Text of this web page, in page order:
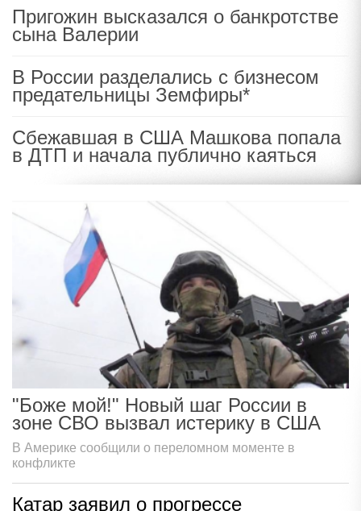
Пригожин высказался о банкротстве
сына Валерии
В России разделались с бизнесом
предательницы Земфиры*
Сбежавшая в США Машкова попала
в ДТП и начала публично каяться
"Боже мой!" Новый шаг России в
зоне СВО вызвал истерику в США
В Америке сообщили о переломном моменте в
конфликте
Катар заявил о прогрессе